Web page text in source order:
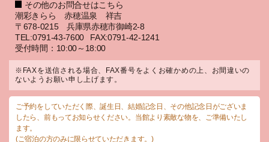
その他のお問合せはこちら
潮彩きらら 赤穂温泉 祥吉
〒678-0215 兵庫県赤穂市御崎2-8
TEL:0791-43-7600
FAX:0791-42-1241
受付時間：10:00～18:00
※FAXを送信される場合、FAX番号をよくお確かめの上、お間違いの
ないようお願い申し上げます。
ご予約をしていただく際、誕生日、結婚記念日、その他記念日がございま
したら、前もってお知らせください。当館より素敵な物を、ご準備いたし
ます。
(ご宿泊の方のみに限らせていただきます。)